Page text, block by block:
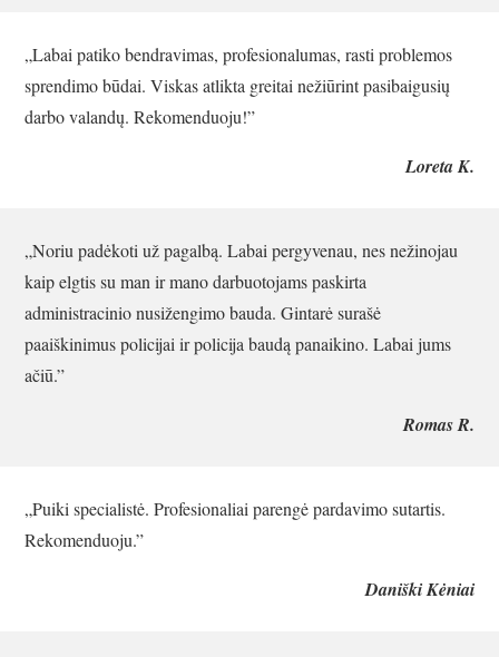
„Labai patiko bendravimas, profesionalumas, rasti problemos
sprendimo būdai. Viskas atlikta greitai nežiūrint pasibaigusių
darbo valandų. Rekomenduoju!”
Loreta K.
„Noriu padėkoti už pagalbą. Labai pergyvenau, nes nežinojau
kaip elgtis su man ir mano darbuotojams paskirta
administracinio nusižengimo bauda. Gintarė surašė
paaiškinimus policijai ir policija baudą panaikino. Labai jums
ačiū.”
Romas R.
„Puiki specialistė. Profesionaliai parengė pardavimo sutartis.
Rekomenduoju.”
Daniški Kėniai